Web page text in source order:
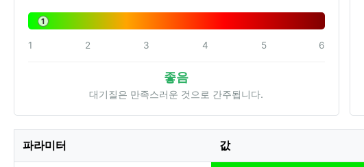
1
1 2 3 4 5 6
좋음
대기질은 만족스러운 것으로 간주됩니다.
파라미터 값